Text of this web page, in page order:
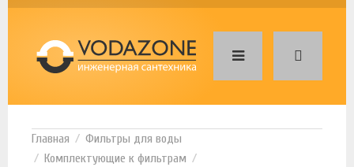
Фильтры для воды
Комплектующие к фильтрам